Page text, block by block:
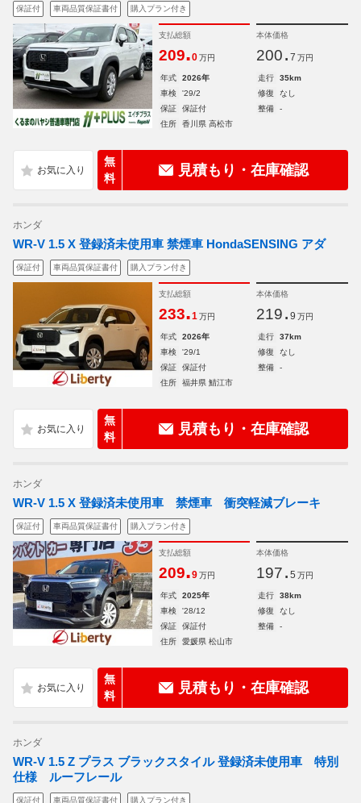
保証付 車両品質保証書付 購入プラン付き
支払総額
209.0 万円
本体価格
200. 7 万円
年式 2026年 走行
35km
車検
'29/2 修復
なし
保証
保証付 整備
-
住所
香川県 高松市
無
料
見積もり・在庫確認
ホンダ
WR-V 1.5 X 登録済未使用車 禁煙車 HondaSENSING アダ
保証付 車両品質保証書付 購入プラン付き
支払総額
233.1 万円
本体価格
219. 9 万円
年式 2026年 走行
37km
車検
'29/1 修復
なし
保証
保証付 整備
-
住所
福井県 鯖江市
無
料
見積もり・在庫確認
ホンダ
WR-V 1.5 X 登録済未使用車 禁煙車 衝突軽減ブレーキ
保証付 車両品質保証書付 購入プラン付き
支払総額
209.9 万円
本体価格
197. 5 万円
年式 2025年 走行
38km
車検
'28/12 修復
なし
保証
保証付 整備
-
住所
愛媛県 松山市
無
料
見積もり・在庫確認
ホンダ
WR-V 1.5 Z プラス ブラックスタイル 登録済未使用車 特別
仕様 ルーフレール
保証付 車両品質保証書付 購入プラン付き